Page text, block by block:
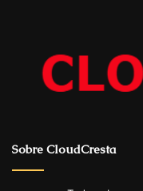
Sobre CloudCresta